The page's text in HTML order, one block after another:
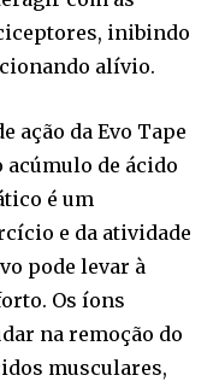
inibindo
alívio.
ação da Evo Tape
de ácido
é um
e da atividade
pode levar à
Os íons
na remoção do
musculares,